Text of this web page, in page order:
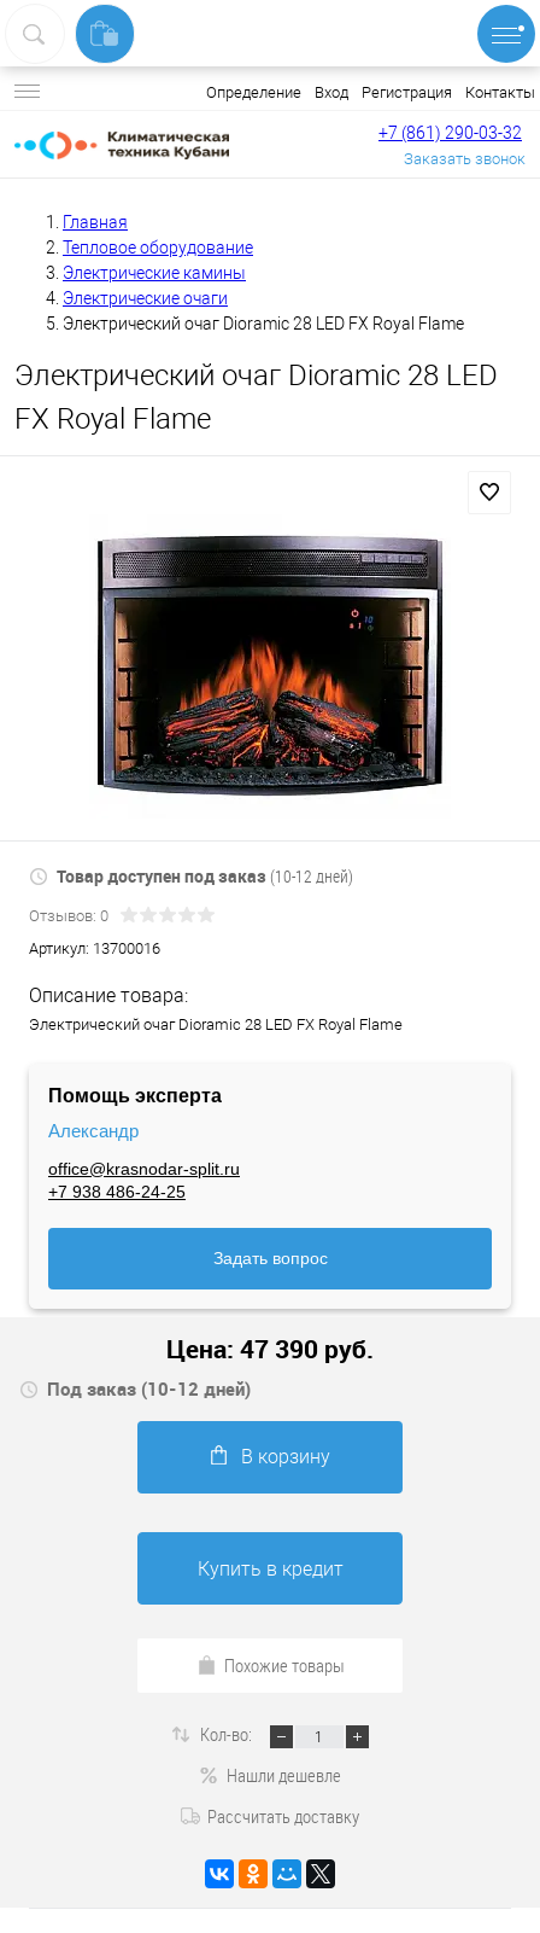
Определение Вход Регистрация Контакты
+7 (861) 290-03-32
Заказать звонок
Главная
Тепловое оборудование
Электрические камины
Электрические очаги
Электрический очаг Dioramic 28 LED FX Royal Flame
Электрический очаг Dioramic 28 LED
FX Royal Flame
Товар доступен под заказ (10-12 дней)
Отзывов: 0
Артикул: 13700016
Описание товара:
Электрический очаг Dioramic 28 LED FX Royal Flame
Помощь эксперта
Александр
office@krasnodar-split.ru
+7 938 486-24-25
Задать вопрос
Цена: 47 390 руб.
Под заказ (10-12 дней)
В корзину
Купить в кредит
Похожие товары
Кол-во:
Нашли дешевле
Рассчитать доставку